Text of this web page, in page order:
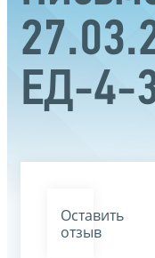
ЕД-4-
Оставить
отзыв